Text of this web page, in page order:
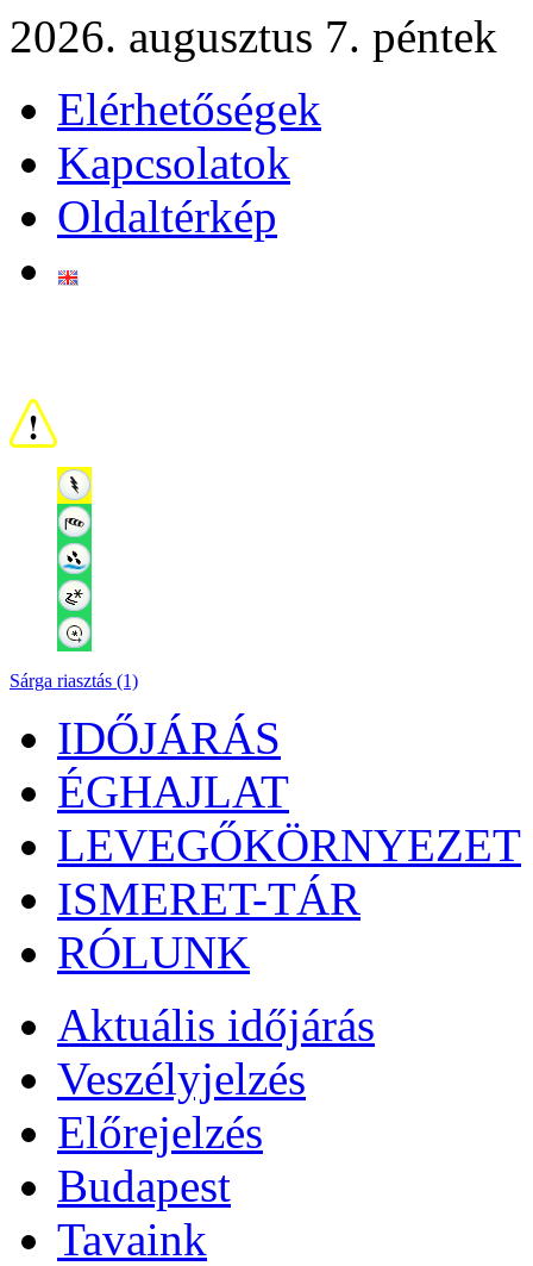
2026. augusztus 7. péntek
Elérhetőségek
Kapcsolatok
Oldaltérkép
Sárga riasztás (1)
IDŐJÁRÁS
ÉGHAJLAT
LEVEGŐKÖRNYEZET
ISMERET-TÁR
RÓLUNK
Aktuális időjárás
Veszélyjelzés
Előrejelzés
Budapest
Tavaink